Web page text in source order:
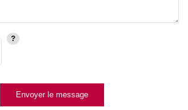
Envoyer le message